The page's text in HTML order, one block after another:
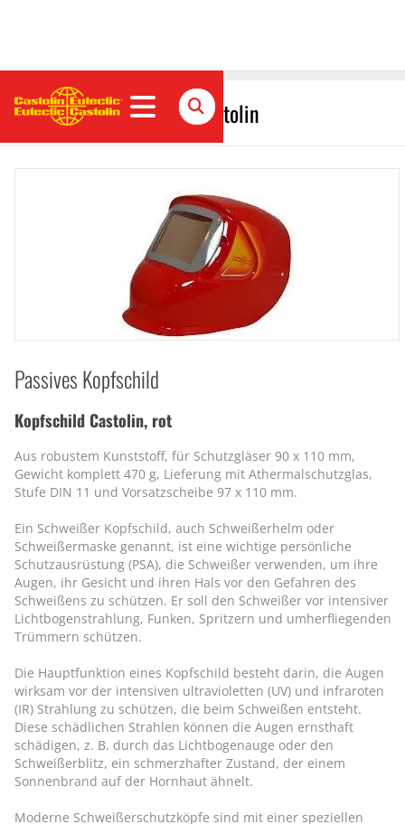
Schweißen Kopfschild Castolin
Passives Kopfschild
Kopfschild Castolin, rot
Aus robustem Kunststoff, für Schutzgläser 90 x 110 mm,
Gewicht komplett 470 g, Lieferung mit Athermalschutzglas,
Stufe DIN 11 und Vorsatzscheibe 97 x 110 mm.
Ein Schweißer Kopfschild, auch Schweißerhelm oder
Schweißermaske genannt, ist eine wichtige persönliche
Schutzausrüstung (PSA), die Schweißer verwenden, um ihre
Augen, ihr Gesicht und ihren Hals vor den Gefahren des
Schweißens zu schützen. Er soll den Schweißer vor intensiver
Lichtbogenstrahlung, Funken, Spritzern und umherfliegenden
Trümmern schützen.
Die Hauptfunktion eines Kopfschild besteht darin, die Augen
wirksam vor der intensiven ultravioletten (UV) und infraroten
(IR) Strahlung zu schützen, die beim Schweißen entsteht.
Diese schädlichen Strahlen können die Augen ernsthaft
schädigen, z. B. durch das Lichtbogenauge oder den
Schweißerblitz, ein schmerzhafter Zustand, der einem
Sonnenbrand auf der Hornhaut ähnelt.
Moderne Schweißerschutzköpfe sind mit einer speziellen